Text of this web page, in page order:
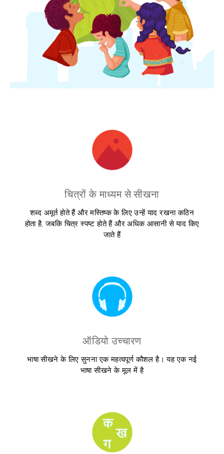
चित्रों के माध्यम से सीखना
शब्द अमूर्त होते हैं और मस्तिष्क के लिए उन्हें याद रखना कठिन
होता है, जबकि चित्र स्पष्ट होते हैं और अधिक आसानी से याद किए
जाते हैं
ऑडियो उच्चारण
भाषा सीखने के लिए सुनना एक महत्वपूर्ण कौशल है। यह एक नई
भाषा सीखने के मूल में है